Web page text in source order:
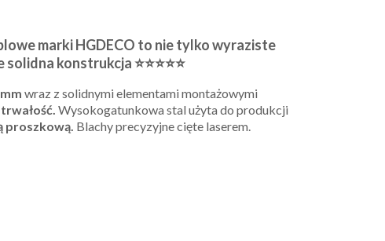
marki HGDECO to nie tylko wyraziste
konstrukcja ⭐⭐⭐⭐⭐
wraz z solidnymi elementami montażowymi
Wysokogatunkowa stal użyta do produkcji
proszkową. Blachy precyzyjne cięte laserem.